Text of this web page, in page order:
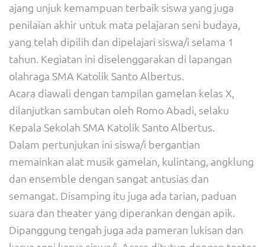
ajang unjuk kemampuan terbaik siswa yang juga
penilaian akhir untuk mata pelajaran seni budaya,
yang telah dipilih dan dipelajari siswa/i selama 1
tahun. Kegiatan ini diselenggarakan di lapangan
olahraga SMA Katolik Santo Albertus.
Acara diawali dengan tampilan gamelan kelas X,
dilanjutkan sambutan oleh Romo Abadi, selaku
Kepala Sekolah SMA Katolik Santo Albertus.
Dalam pertunjukan ini siswa/i bergantian
memainkan alat musik gamelan, kulintang, angklung
dan ensemble dengan sangat antusias dan
semangat. Disamping itu juga ada tarian, paduan
suara dan theater yang diperankan dengan apik.
Dipanggung tengah juga ada pameran lukisan dan